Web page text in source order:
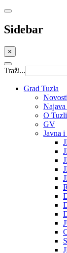
Sidebar
×
Traži...
Grad Tuzla
Novosti
Najava
O Tuzli
GV
Javna i